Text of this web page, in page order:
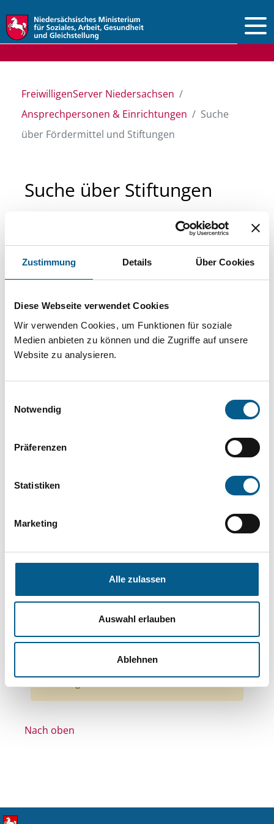
Zustimmung Details Über Cookies
Diese Webseite verwendet Cookies
Wir verwenden Cookies, um Funktionen für soziale
Medien anbieten zu können und die Zugriffe auf unsere
Website zu analysieren.
Notwendig
Präferenzen
Statistiken
Marketing
Alle zulassen
Auswahl erlauben
Ablehnen
FreiwilligenServer Niedersachsen
Ansprechpersonen & Einrichtungen
Suche
über Fördermittel und Stiftungen
Suche über Stiftungen
Sie suchen finanzielle Unterstützung für ein
Projekt oder ein Vorhaben? Hier können Sie
direkt über unsere Fördermitteldatenbank und
Stiftungsdatenbank recherchieren. Bei der
Suche bitte die Groß- und Kleinschreibung
beachten.
können durch die Wahl von Bereichen oder
Themen: Kinder, Jugendliche & Familie
Themen: Natur- & Umweltschutz
Themen: Hilfsbedürftige Menschen
Themen: Ländliche Entwicklung
Themen: Integration
Themen: Sport
Nach oben